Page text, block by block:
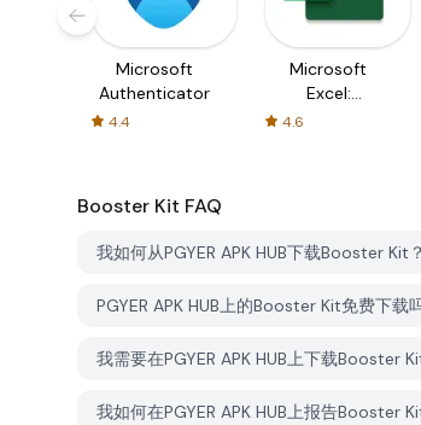
Microsoft
Authenticator
4.4
Microsoft
Excel:
Spreadsheets
4.6
Booster Kit FAQ
我如何从PGYER APK HUB下载Booster Kit？
PGYER APK HUB上的Booster Kit免费下载
我需要在PGYER APK HUB上下载Booster
我如何在PGYER APK HUB上报告Booster